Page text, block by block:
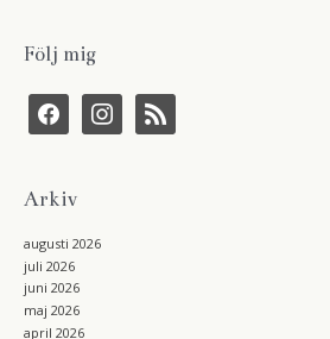
Följ mig
f
c
o
i
s
a
m
r
s
Arkiv
augusti 2026
juli 2026
juni 2026
maj 2026
april 2026